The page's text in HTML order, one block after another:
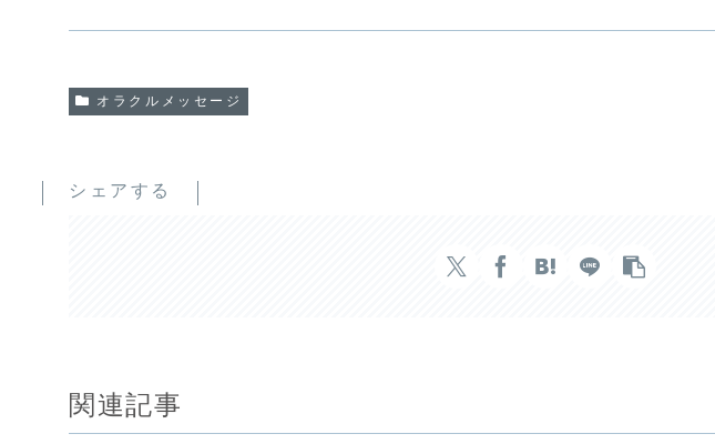
オラクルメッセージ
シェアする
関連記事